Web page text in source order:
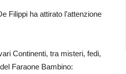
Filippi ha attirato l’attenzione
Continenti, tra misteri, fedi,
Faraone Bambino: